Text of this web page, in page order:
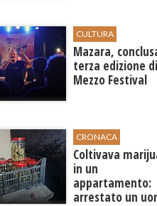
esterni
CULTURA
​Mazara,
terza edizione di
Mezzo Festival
CRONACA
Coltivava
in un
appartamento:
arrestato un